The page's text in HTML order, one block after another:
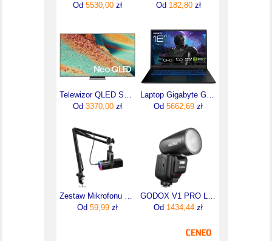
Od 5530,00 zł
Od 182,80zł
Telewizor QLED Samsung QE65QN85FAUXXH 65 cali 4K UHD
Od 3370,00 zł
Laptop Gigabyte GAMING A18 18"/Ryzen 7/16GB/512GB/NoOS (3THK3EEC93SD)
Od 5662,69 zł
Zestaw Mikrofonu Do Gier Usb
Od 59,99 zł
GODOX V1 PRO Lampa reporterska błyskowa do SONY
Od 1434,44 zł